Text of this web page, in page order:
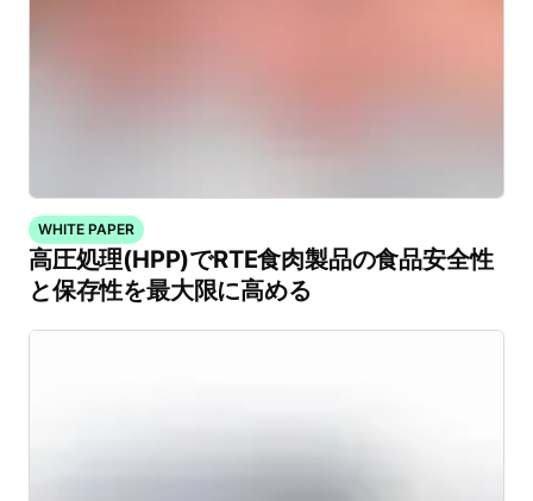
WHITE PAPER
高圧処理(HPP)でRTE食肉製品の食品安全性
と保存性を最大限に高める